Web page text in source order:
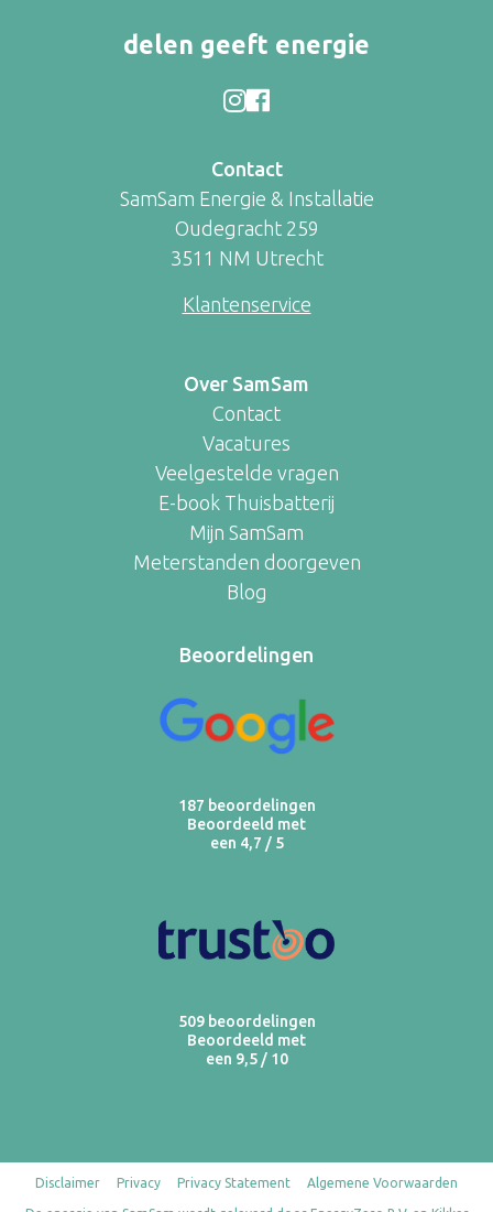
delen geeft energie
Contact
SamSam Energie & Installatie
Oudegracht 259
3511 NM Utrecht
Klantenservice
Over SamSam
Contact
Vacatures
Veelgestelde vragen
E-book Thuisbatterij
Mijn SamSam
Meterstanden doorgeven
Blog
Beoordelingen
187 beoordelingen
Beoordeeld met
een 4,7 / 5
509 beoordelingen
Beoordeeld met
een 9,5 / 10
Disclaimer Privacy Privacy Statement Algemene Voorwaarden